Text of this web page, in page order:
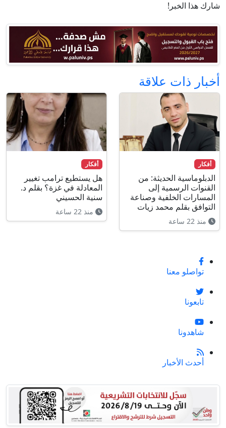
شارك هذا الخبر!
أخبار ذات علاقة
أفكار
الدبلوماسية الحديثة: من
القنوات الرسمية إلى
المسارات الخلفية وصناعة
التوافق بقلم محمد زيات
منذ 22 ساعة
أفكار
هل يستطيع ترامب تغيير
المعادلة في غزة؟ بقلم د.
سنية الحسيني
منذ 22 ساعة
تواصلو معنا
تابعونا
شاهدونا
أحدث الأخبار